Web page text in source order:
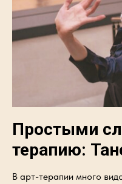
Простыми
терапию:
В арт-терапии много